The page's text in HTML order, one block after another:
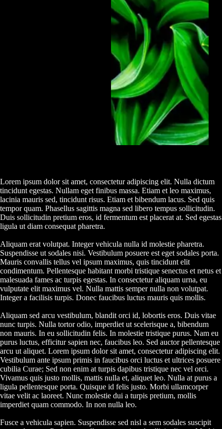
Lorem ipsum dolor sit amet, consectetur adipiscing elit. Nulla dictum
tincidunt egestas. Nullam eget finibus massa. Etiam et leo maximus,
lacinia mauris sed, tincidunt risus. Etiam et bibendum lacus. Sed quis
tempor quam. Phasellus sagittis magna sed libero tempus sollicitudin.
Duis sollicitudin pretium eros, id fermentum est placerat at. Sed egestas
ligula ut diam consequat pharetra.
Aliquam erat volutpat. Integer vehicula nulla id molestie pharetra.
Suspendisse ut sodales nisi. Vestibulum posuere est eget sodales porta.
Mauris convallis tellus vel ipsum maximus, quis tincidunt elit
condimentum. Pellentesque habitant morbi tristique senectus et netus et
malesuada fames ac turpis egestas. In consectetur aliquam urna, eu
vulputate elit maximus vel. Nulla mattis semper nulla non volutpat.
Integer a facilisis turpis. Donec faucibus luctus mauris quis mollis.
Aliquam sed arcu vestibulum, blandit orci id, lobortis eros. Duis vitae
nunc turpis. Nulla tortor odio, imperdiet ut scelerisque a, bibendum
non mauris. In eu sollicitudin felis. In molestie tristique purus. Nam eu
purus luctus, efficitur sapien nec, faucibus leo. Sed auctor pellentesque
arcu ut aliquet. Lorem ipsum dolor sit amet, consectetur adipiscing elit.
Vestibulum ante ipsum primis in faucibus orci luctus et ultrices posuere
cubilia Curae; Sed non enim at turpis dapibus tristique nec vel orci.
Vivamus quis justo mollis, mattis nulla et, aliquet leo. Nulla at purus a
ligula pellentesque porta. Quisque id felis justo. Morbi ullamcorper
vitae velit ac laoreet. Nunc molestie dui a turpis pretium, mollis
imperdiet quam commodo. In non nulla leo.
Fusce a vehicula sapien. Suspendisse sed nisl a sem sodales suscipit